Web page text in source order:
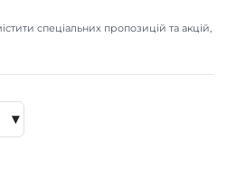
спеціальних пропозицій та акцій,
▾